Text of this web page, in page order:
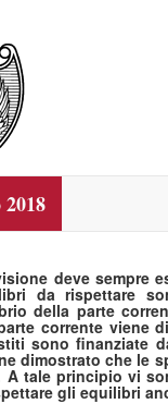
deve sempre
da rispettare
della parte
corrente viene
sono finanziate
dimostrato che le
tale principio vi
gli equilibri